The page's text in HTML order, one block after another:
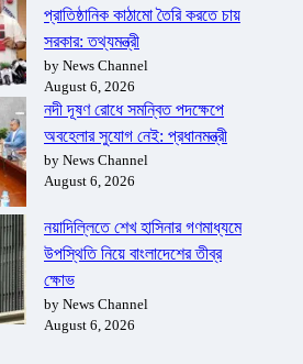
প্রাতিষ্ঠানিক কাঠামো তৈরি করতে চায়
সরকার: তথ্যমন্ত্রী
by News Channel
August 6, 2026
নদী দূষণ রোধে সমন্বিত পদক্ষেপে
অবহেলার সুযোগ নেই: প্রধানমন্ত্রী
by News Channel
August 6, 2026
নয়াদিল্লিতে শেখ হাসিনার গণমাধ্যমে
উপস্থিতি নিয়ে বাংলাদেশের তীব্র
ক্ষোভ
by News Channel
August 6, 2026